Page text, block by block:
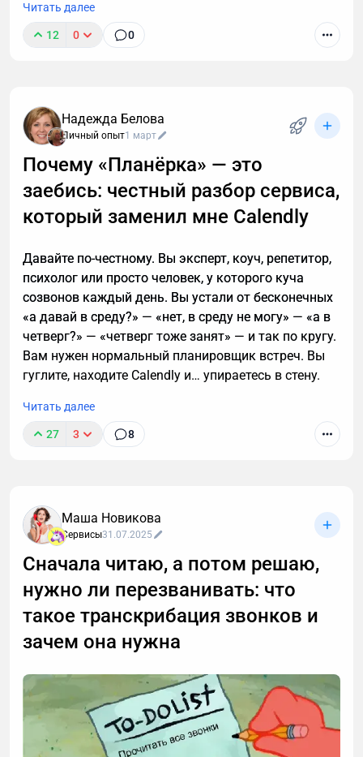
интересны кредиты, консультации и прочие услуги.
Если вы тревожитесь упустить действительно
важный разговор, например, ждете курьера, то я
расскажу, почему стоит делегировать телефонные
звонки мне.
Читать далее
12 0 0
Надежда Белова
Личный опыт1 март
Почему «Планёрка» — это
заебись: честный разбор сервиса,
который заменил мне Calendly
Давайте по-честному. Вы эксперт, коуч, репетитор,
психолог или просто человек, у которого куча
созвонов каждый день. Вы устали от бесконечных
«а давай в среду?» — «нет, в среду не могу» — «а в
четверг?» — «четверг тоже занят» — и так по кругу.
Вам нужен нормальный планировщик встреч. Вы
гуглите, находите Calendly и… упираетесь в стену.
Читать далее
27 3 8
Маша Новикова
Сервисы31.07.2025
Сначала читаю, а потом решаю,
нужно ли перезванивать: что
такое транскрибация звонков и
зачем она нужна